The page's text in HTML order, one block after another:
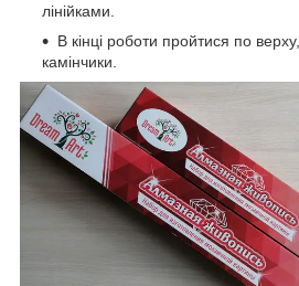
лінійками.
В кінці роботи пройтися по
камінчики.